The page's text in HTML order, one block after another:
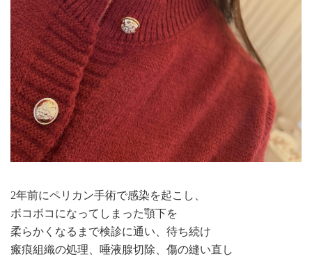
2年前にペリカン手術で感染を起こし、
ボコボコになってしまった顎下を
柔らかくなるまで検診に通い、待ち続け
瘢痕組織の処理、唾液腺切除、傷の縫い直し